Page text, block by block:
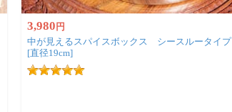
3,980 円
中が見えるスパイスボックス シースルータイプ
[直径19cm]